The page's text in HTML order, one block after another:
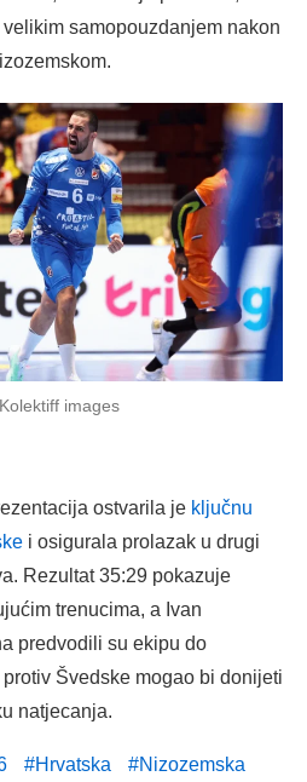
samopouzdanjem nakon
images
ostvarila je ključnu
i osigurala prolazak u drugi
Rezultat 35:29 pokazuje
trenucima, a Ivan
predvodili su ekipu do
Švedske mogao bi donijeti
natjecanja.
Hrvatska
Nizozemska